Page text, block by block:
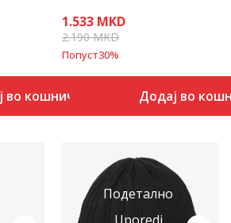
во кошничка
1.533 MKD
2.190MKD
Попуст30%
Додај во
Подетално
Uporedi